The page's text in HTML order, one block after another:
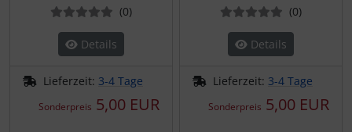
(0Bewertungen
)
Details
Lieferzeit: 3-4 Tage
Sonderpreis 5,00 EUR
(0)
Details
Lieferzeit: 3-4 Tage
Sonderpreis 5,00 EUR